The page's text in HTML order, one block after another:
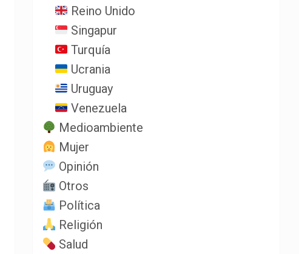
Reino Unido
Singapur
Turquía
Ucrania
Uruguay
Venezuela
Medioambiente
Mujer
Opinión
Otros
Política
Religión
Salud